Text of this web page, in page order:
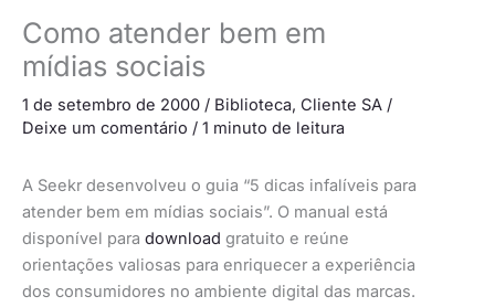
Como atender bem em
mídias sociais
1 de setembro de 2000 / Biblioteca, Cliente SA /
Deixe um comentário / 1 minuto de leitura
A Seekr desenvolveu o guia “5 dicas infalíveis para
atender bem em mídias sociais”. O manual está
disponível para download gratuito e reúne
orientações valiosas para enriquecer a experiência
dos consumidores no ambiente digital das marcas.